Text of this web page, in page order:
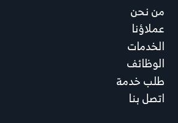
من نحن
عملاؤنا
الخدمات
الوظائف
طلب خدمة
اتصل بنا